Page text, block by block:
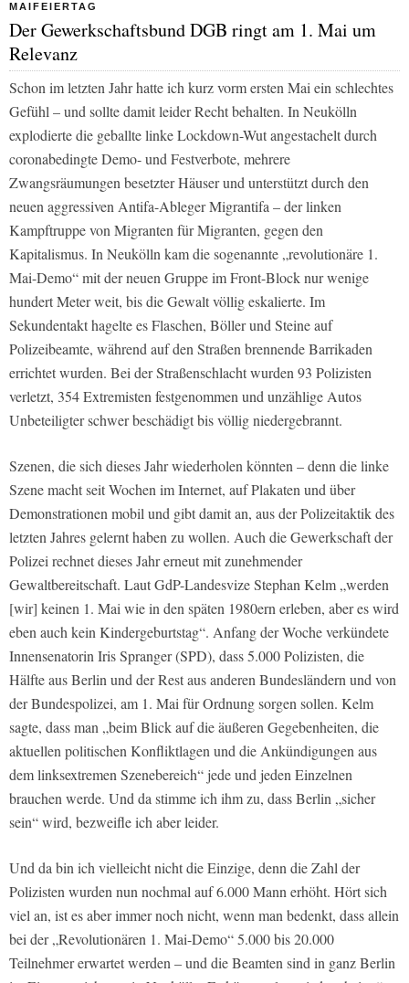
MAIFEIERTAG
Der Gewerkschaftsbund DGB ringt am 1. Mai um
Relevanz
Schon im letzten Jahr hatte ich kurz vorm ersten Mai ein schlechtes
Gefühl – und sollte damit leider Recht behalten. In Neukölln
explodierte die geballte linke Lockdown-Wut angestachelt durch
coronabedingte Demo- und Festverbote, mehrere
Zwangsräumungen besetzter Häuser und unterstützt durch den
neuen aggressiven Antifa-Ableger Migrantifa – der linken
Kampftruppe von Migranten für Migranten, gegen den
Kapitalismus. In Neukölln kam die sogenannte „revolutionäre 1.
Mai-Demo“ mit der neuen Gruppe im Front-Block nur wenige
hundert Meter weit, bis die Gewalt völlig eskalierte. Im
Sekundentakt hagelte es Flaschen, Böller und Steine auf
Polizeibeamte, während auf den Straßen brennende Barrikaden
errichtet wurden. Bei der Straßenschlacht wurden 93 Polizisten
verletzt, 354 Extremisten festgenommen und unzählige Autos
Unbeteiligter schwer beschädigt bis völlig niedergebrannt.
Szenen, die sich dieses Jahr wiederholen könnten – denn die linke
Szene macht seit Wochen im Internet, auf Plakaten und über
Demonstrationen mobil und gibt damit an, aus der Polizeitaktik des
letzten Jahres gelernt haben zu wollen. Auch die Gewerkschaft der
Polizei rechnet dieses Jahr erneut mit zunehmender
Gewaltbereitschaft. Laut GdP-Landesvize Stephan Kelm „werden
[wir] keinen 1. Mai wie in den späten 1980ern erleben, aber es wird
eben auch kein Kindergeburtstag“. Anfang der Woche verkündete
Innensenatorin Iris Spranger (SPD), dass 5.000 Polizisten, die
Hälfte aus Berlin und der Rest aus anderen Bundesländern und von
der Bundespolizei, am 1. Mai für Ordnung sorgen sollen. Kelm
sagte, dass man „beim Blick auf die äußeren Gegebenheiten, die
aktuellen politischen Konfliktlagen und die Ankündigungen aus
dem linksextremen Szenebereich“ jede und jeden Einzelnen
brauchen werde. Und da stimme ich ihm zu, dass Berlin „sicher
sein“ wird, bezweifle ich aber leider.
Und da bin ich vielleicht nicht die Einzige, denn die Zahl der
Polizisten wurden nun nochmal auf 6.000 Mann erhöht. Hört sich
viel an, ist es aber immer noch nicht, wenn man bedenkt, dass allein
bei der „Revolutionären 1. Mai-Demo“ 5.000 bis 20.000
Teilnehmer erwartet werden – und die Beamten sind in ganz Berlin